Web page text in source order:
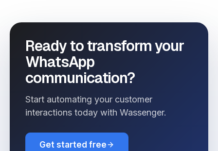
Ready to transform your
WhatsApp
communication?
Start automating your customer
interactions today with Wassenger.
Get started free